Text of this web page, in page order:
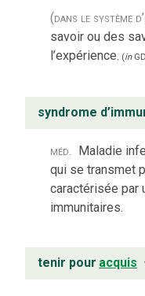
(dans le système
savoir ou des
l’expérience. (in
syndrome
méd. Maladie
qui se transmet
caractérisée par
immunitaires.
tenir pour acquis